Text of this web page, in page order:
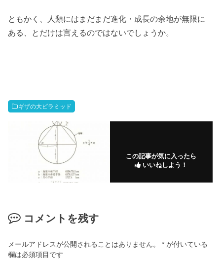
ともかく、人類にはまだまだ進化・成長の余地が無限に
ある、とだけは言えるのではないでしょうか。
ギザの大ピラミッド
この記事が気に入ったら
いいねしよう！
コメントを残す
メールアドレスが公開されることはありません。 * が付いている
欄は必須項目です